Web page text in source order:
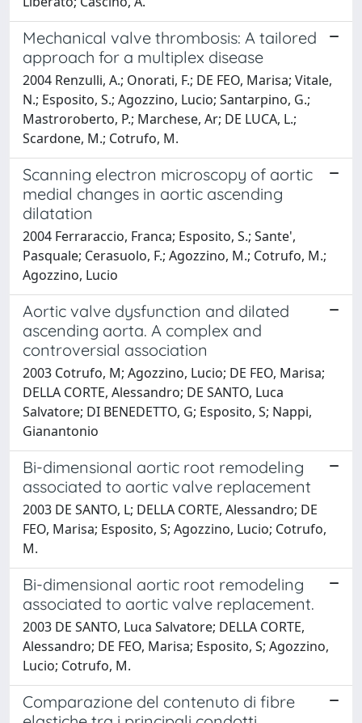
Mechanical valve thrombosis: A tailored
approach for a multiplex disease
2004 Renzulli, A.; Onorati, F.; DE FEO, Marisa; Vitale,
N.; Esposito, S.; Agozzino, Lucio; Santarpino, G.;
Mastroroberto, P.; Marchese, Ar; DE LUCA, L.;
Scardone, M.; Cotrufo, M.
Scanning electron microscopy of aortic
medial changes in aortic ascending
dilatation
2004 Ferraraccio, Franca; Esposito, S.; Sante',
Pasquale; Cerasuolo, F.; Agozzino, M.; Cotrufo, M.;
Agozzino, Lucio
Aortic valve dysfunction and dilated
ascending aorta. A complex and
controversial association
2003 Cotrufo, M; Agozzino, Lucio; DE FEO, Marisa;
DELLA CORTE, Alessandro; DE SANTO, Luca
Salvatore; DI BENEDETTO, G; Esposito, S; Nappi,
Gianantonio
Bi-dimensional aortic root remodeling
associated to aortic valve replacement
2003 DE SANTO, L; DELLA CORTE, Alessandro; DE
FEO, Marisa; Esposito, S; Agozzino, Lucio; Cotrufo,
M.
Bi-dimensional aortic root remodeling
associated to aortic valve replacement.
2003 DE SANTO, Luca Salvatore; DELLA CORTE,
Alessandro; DE FEO, Marisa; Esposito, S; Agozzino,
Lucio; Cotrufo, M.
Comparazione del contenuto di fibre